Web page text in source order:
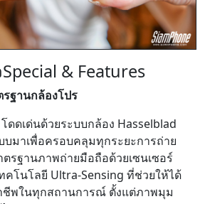
Special & Features
ฐานกล้องโปร
โดดเด่นด้วยระบบกล้อง Hasselblad
มาเพื่อครอบคลุมทุกระยะการถ่าย
รฐานภาพถ่ายมือถือด้วยเซนเซอร์
คโนโลยี Ultra-Sensing ที่ช่วยให้ได้
พในทุกสถานการณ์ ตั้งแต่ภาพมุม